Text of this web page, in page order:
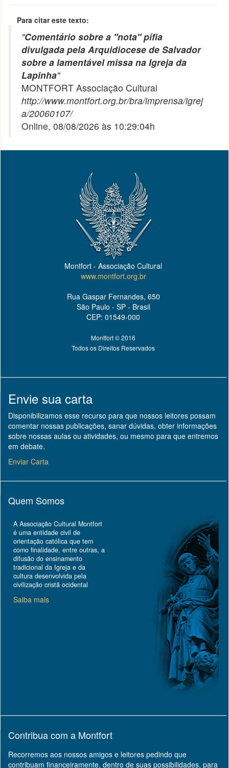
Para citar este texto:
"Comentário sobre a "nota" pífia
divulgada pela Arquidiocese de Salvador
sobre a lamentável missa na Igreja da
Lapinha"
MONTFORT Associação Cultural
http://www.montfort.org.br/bra/imprensa/igrej
a/20060107/
Online, 08/08/2026 às 10:29:04h
Montfort - Associação Cultural
www.montfort.org.br
Rua Gaspar Fernandes, 650
São Paulo - SP - Brasil
CEP: 01549-000
Montfort © 2016
Todos os Direitos Reservados
Envie sua carta
Disponibilizamos esse recurso para que nossos leitores possam
comentar nossas publicações, sanar dúvidas, obter informações
sobre nossas aulas ou atividades, ou mesmo para que entremos
em debate.
Enviar Carta
Quem Somos
A Associação Cultural Montfort
é uma entidade civil de
orientação católica que tem
como finalidade, entre outras, a
difusão do ensinamento
tradicional da Igreja e da
cultura desenvolvida pela
civilização cristã ocidental
Saiba mais
Contribua com a Montfort
Recorremos aos nossos amigos e leitores pedindo que
contribuam financeiramente, dentro de suas possibilidades, para